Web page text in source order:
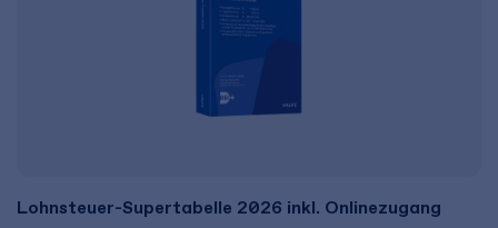
Lohnsteuer-Supertabelle 2026 inkl. Onlinezugang